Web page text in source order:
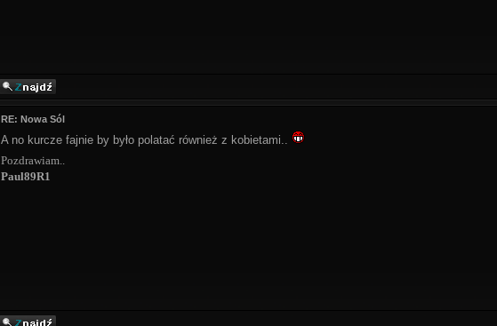
RE: Nowa Sól
A no kurcze fajnie by było polatać również z kobietami..
Pozdrawiam..
Paul89R1